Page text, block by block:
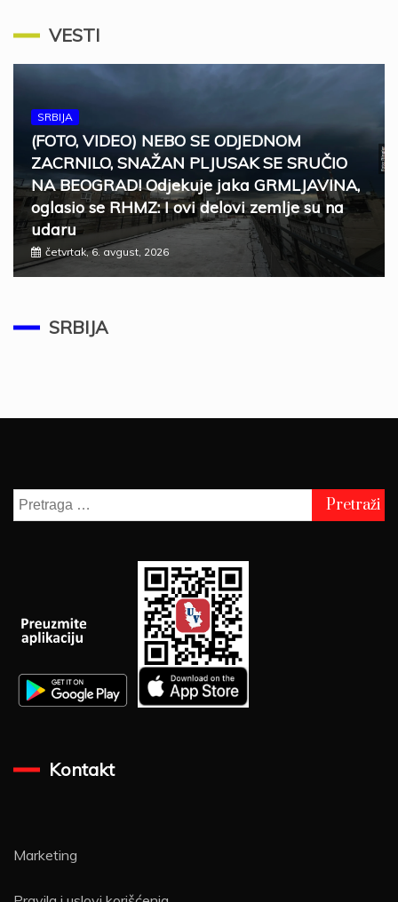
VESTI
SRBIJA
(FOTO, VIDEO) NEBO SE ODJEDNOM
ZACRNILO, SNAŽAN PLJUSAK SE SRUČIO
NA BEOGRAD! Odjekuje jaka GRMLJAVINA,
oglasio se RHMZ: I ovi delovi zemlje su na
udaru
četvrtak, 6. avgust, 2026
SRBIJA
SRBIJA
četvrtak, 6. avgust, 2026
Pretraga
za:
Kontakt
Marketing